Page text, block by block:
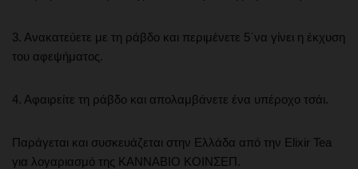
3. Ανακατεύετε με τη ράβδο και περιμένετε 5΄να γίνει η έκχυση
του αφεψήματος.
4. Αφαιρείτε τη ράβδο και απολαμβάνετε ένα υπέροχο τσάι.
Παράγεται και συσκευάζεται στην Ελλάδα από την Elixir Tea
για λογαριασμό της ΚΑΝΝΑΒΙΟ ΚΟΙΝΣΕΠ.